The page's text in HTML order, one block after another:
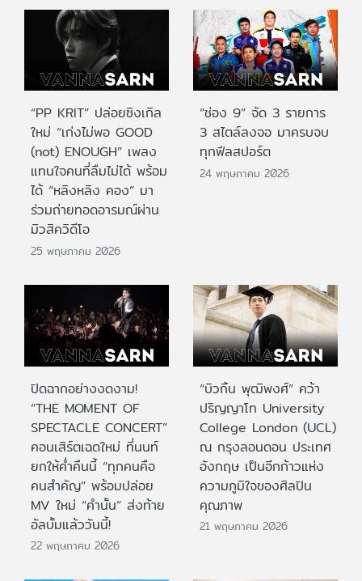
“PP KRIT” ปล่อยซิงเกิล
ใหม่ “เก่งไม่พอ GOOD
(not) ENOUGH” เพลง
แทนใจคนที่ลืมไม่ได้ พร้อม
ได้ “หลิงหลิง คอง” มา
ร่วมถ่ายทอดอารมณ์ผ่าน
มิวสิควิดีโอ
25 พฤษภาคม 2026
“ช่อง 9” จัด 3 รายการ
3 สไตล์ลงจอ มาครบจบ
ทุกฟีลสปอร์ต
24 พฤษภาคม 2026
ปิดฉากอย่างงดงาม!
“THE MOMENT OF
SPECTACLE CONCERT”
คอนเสิร์ตเฉดใหม่ ที่นนท์
ยกให้ค่ำคืนนี้ “ทุกคนคือ
คนสำคัญ” พร้อมปล่อย
MV ใหม่ “คำนั้น” ส่งท้าย
อัลบั้มแล้ววันนี้!
22 พฤษภาคม 2026
“บิวกิ้น พุฒิพงศ์” คว้า
ปริญญาโท University
College London (UCL)
ณ กรุงลอนดอน ประเทศ
อังกฤษ เป็นอีกก้าวแห่ง
ความภูมิใจของศิลปิน
คุณภาพ
21 พฤษภาคม 2026